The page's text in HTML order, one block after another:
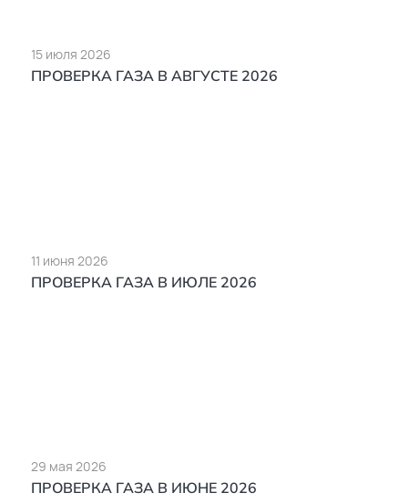
15 июля 2026
ПРОВЕРКА ГАЗА В АВГУСТЕ 2026
11 июня 2026
ПРОВЕРКА ГАЗА В ИЮЛЕ 2026
29 мая 2026
ПРОВЕРКА ГАЗА В ИЮНЕ 2026